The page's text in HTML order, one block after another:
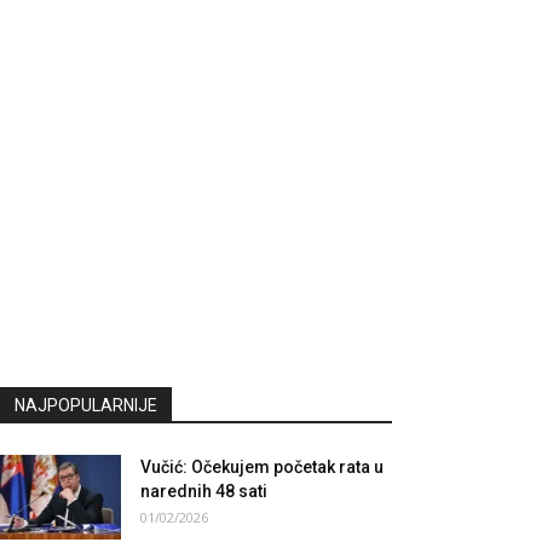
NAJPOPULARNIJE
Vučić: Očekujem početak rata u
narednih 48 sati
01/02/2026